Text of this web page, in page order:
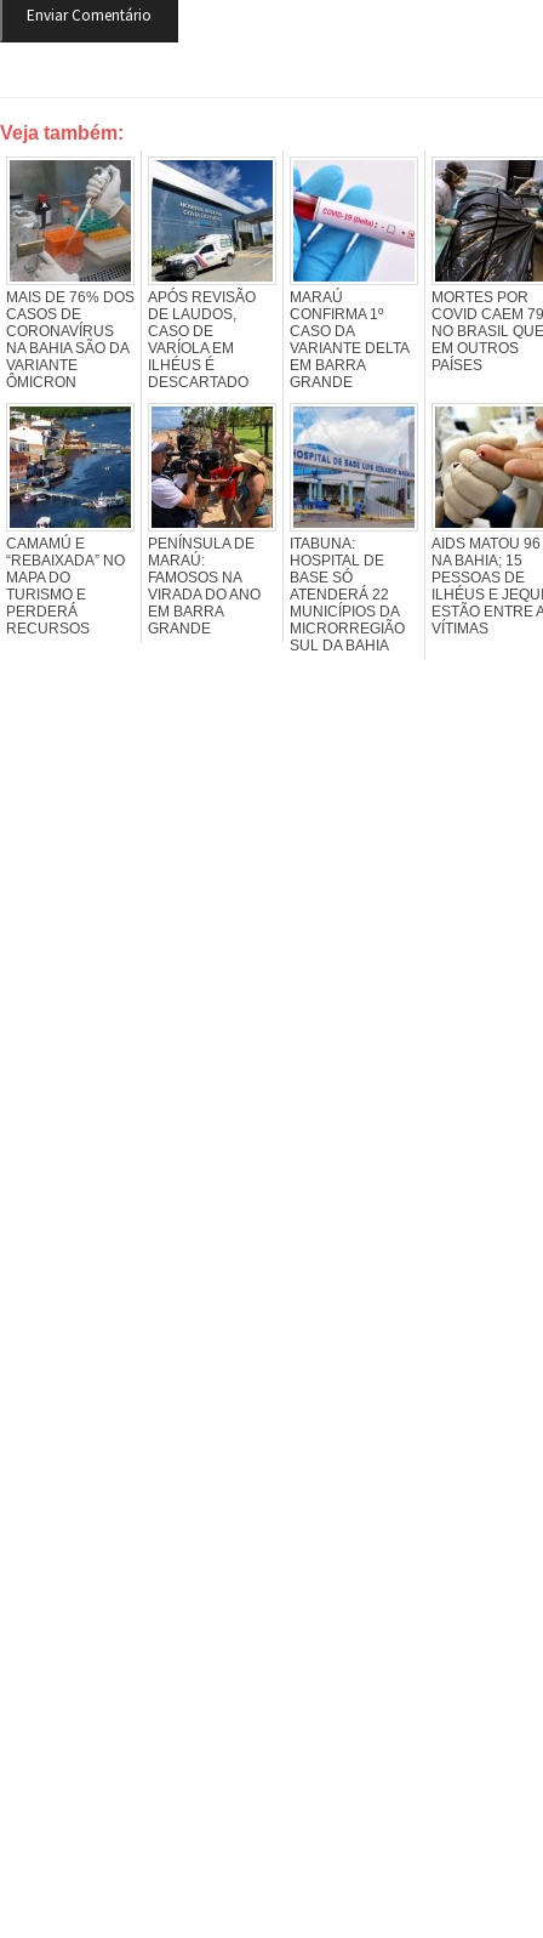
Veja também:
MAIS DE 76% DOS
CASOS DE
CORONAVÍRUS
NA BAHIA SÃO DA
VARIANTE
ÔMICRON
APÓS REVISÃO
DE LAUDOS,
CASO DE
VARÍOLA EM
ILHÉUS É
DESCARTADO
MARAÚ
CONFIRMA 1º
CASO DA
VARIANTE DELTA
EM BARRA
GRANDE
MORTES POR
COVID CAEM
NO BRASIL QUE
EM OUTROS
PAÍSES
CAMAMÚ E
“REBAIXADA” NO
MAPA DO
TURISMO E
PERDERÁ
RECURSOS
PENÍNSULA DE
MARAÚ:
FAMOSOS NA
VIRADA DO ANO
EM BARRA
GRANDE
ITABUNA:
HOSPITAL DE
BASE SÓ
ATENDERÁ 22
MUNICÍPIOS DA
MICRORREGIÃO
SUL DA BAHIA
AIDS MATOU 96
NA BAHIA; 15
PESSOAS DE
ILHÉUS E
ESTÃO ENTRE
VÍTIMAS